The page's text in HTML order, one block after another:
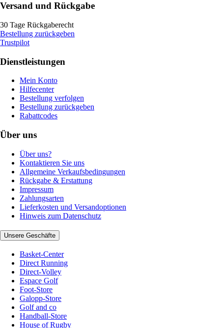
Versand und Rückgabe
30 Tage Rückgaberecht
Bestellung zurückgeben
Trustpilot
Dienstleistungen
Mein Konto
Hilfecenter
Bestellung verfolgen
Bestellung zurückgeben
Rabattcodes
Über uns
Über uns?
Kontaktieren Sie uns
Allgemeine Verkaufsbedingungen
Rückgabe & Erstattung
Impressum
Zahlungsarten
Lieferkosten und Versandoptionen
Hinweis zum Datenschutz
Unsere Geschäfte
Basket-Center
Direct Running
Direct-Volley
Espace Golf
Foot-Store
Galopp-Store
Golf and co
Handball-Store
House of Rugby